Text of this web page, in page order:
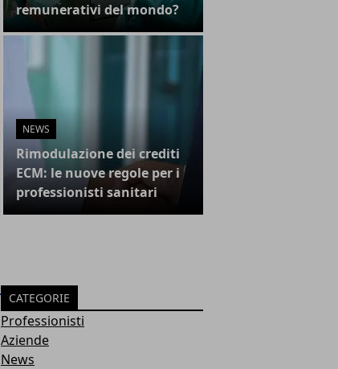
remunerativi del mondo?
NEWS
Rimodulazione dei crediti
ECM: le nuove regole per i
professionisti sanitari
CATEGORIE
Professionisti
Aziende
News